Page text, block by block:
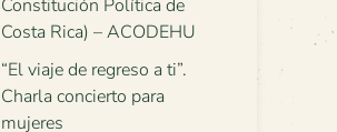
Constitución Política de
Costa Rica) – ACODEHU
“El viaje de regreso a ti”.
Charla concierto para
mujeres